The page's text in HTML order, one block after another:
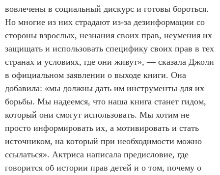
вовлечены в социальный дискурс и готовы бороться.
Но многие из них страдают из-за дезинформации со
стороны взрослых, незнания своих прав, неумения их
защищать и использовать специфику своих прав в тех
странах и условиях, где они живут», — сказала Джоли
в официальном заявлении о выходе книги. Она
добавила: «мы должны дать им инструменты для их
борьбы. Мы надеемся, что наша книга станет гидом,
который они смогут использовать. Мы хотим не
просто информировать их, а мотивировать и стать
источником, на который при необходимости можно
ссылаться». Актриса написала предисловие, где
говорится об истории прав детей и о том, почему о